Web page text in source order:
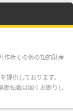
作権その他の知的財産
提供しております。
断転載は固くお断りし